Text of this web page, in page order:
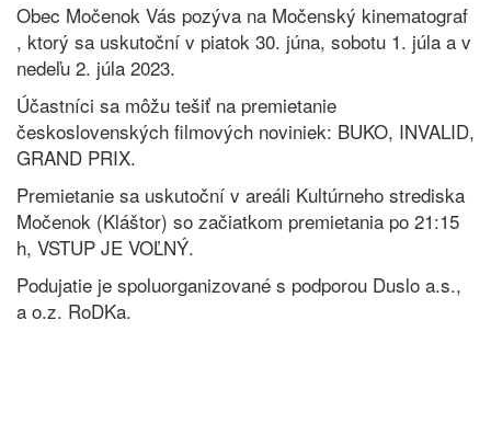
Obec Močenok Vás pozýva na Močenský kinematograf
, ktorý sa uskutoční v piatok 30. júna, sobotu 1. júla a v
nedeľu 2. júla 2023.
Účastníci sa môžu tešiť na premietanie
československých filmových noviniek: BUKO, INVALID,
GRAND PRIX.
Premietanie sa uskutoční v areáli Kultúrneho strediska
Močenok (Kláštor) so začiatkom premietania po 21:15
h, VSTUP JE VOĽNÝ.
Podujatie je spoluorganizované s podporou Duslo a.s.,
a o.z. RoDKa.